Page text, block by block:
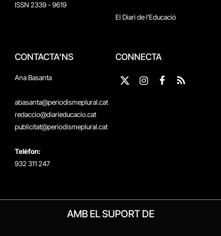
ISSN 2339 - 9619
El Diari de l'Educació
CONTACTA'NS
Ana Basanta
abasanta@periodismeplural.cat
redaccio@diarieducacio.cat
publicitat@periodismeplural.cat
Telèfon:
932 311 247
CONNECTA
X
Instagram
Facebook
RSS
AMB EL SUPORT DE